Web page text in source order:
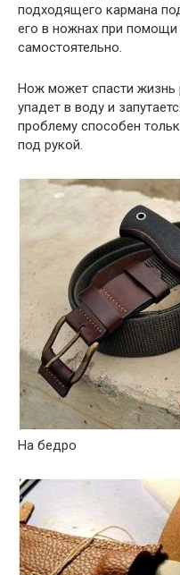
подходящего кармана
его в ножнах при помощи
самостоятельно.
Нож может спасти жизнь
упадет в воду и
проблему способен
под рукой.
На бедро